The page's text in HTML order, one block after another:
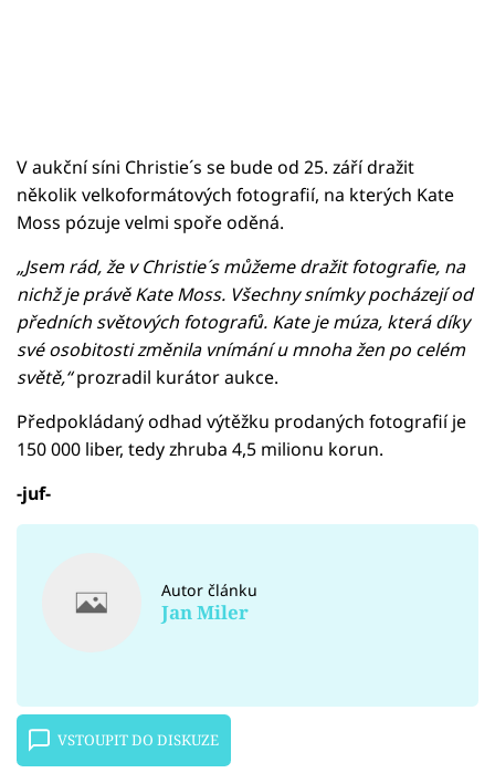
V aukční síni Christie´s se bude od 25. září dražit
několik velkoformátových fotografií, na kterých Kate
Moss pózuje velmi spoře oděná.
„Jsem rád, že v Christie´s můžeme dražit fotografie, na
nichž je právě Kate Moss. Všechny snímky pocházejí od
předních světových fotografů. Kate je múza, která díky
své osobitosti změnila vnímání u mnoha žen po celém
světě,“prozradil kurátor aukce.
Předpokládaný odhad výtěžku prodaných fotografií je
150 000 liber, tedy zhruba 4,5 milionu korun.
-juf-
Autor článku
Jan Miler
VSTOUPIT DO DISKUZE